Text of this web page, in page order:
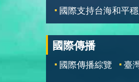
國際支持台海和平
國際傳播
國際傳播綜覽 臺